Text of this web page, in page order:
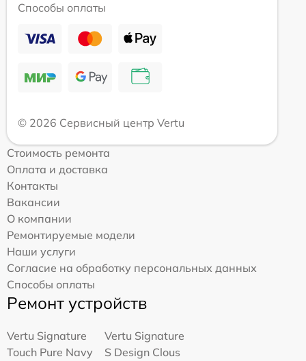
Способы оплаты
© 2026 Сервисный центр Vertu
Стоимость ремонта
Оплата и доставка
Контакты
Вакансии
О компании
Ремонтируемые модели
Наши услуги
Согласие на обработку персональных данных
Способы оплаты
Ремонт устройств
Vertu Signature
Touch Pure Navy
Vertu Signature
S Design Clous